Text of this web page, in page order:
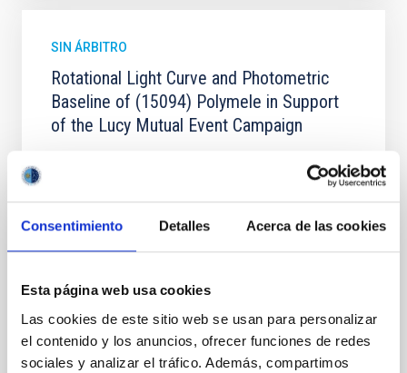
Consentimiento Detalles Acerca de las cookies
Esta página web usa cookies
Las cookies de este sitio web se usan para personalizar
el contenido y los anuncios, ofrecer funciones de redes
sociales y analizar el tráfico. Además, compartimos
SIN ÁRBITRO
Rotational Light Curve and Photometric
Baseline of (15094) Polymele in Support
of the Lucy Mutual Event Campaign
model for the Jupiter Trojan (15094) Polymele, a
Two-meter Twin Telescope (TTT). Phase-Dispersion
Minimization over the combined two-night dataset
Fecha de publicación: